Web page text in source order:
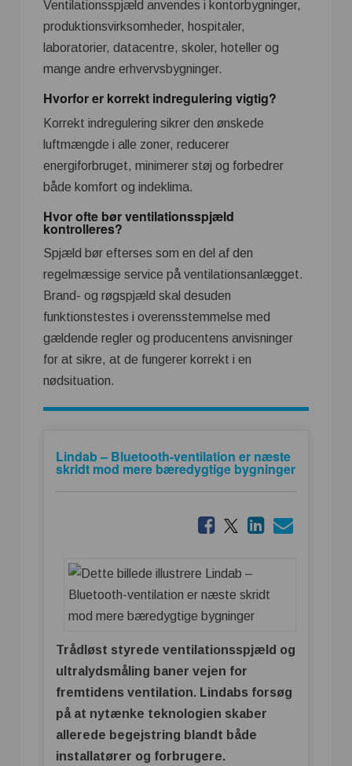
Ventilationsspjæld anvendes i kontorbygninger,
produktionsvirksomheder, hospitaler,
laboratorier, datacentre, skoler, hoteller og
mange andre erhvervsbygninger.
Hvorfor er korrekt indregulering vigtig?
Korrekt indregulering sikrer den ønskede
luftmængde i alle zoner, reducerer
energiforbruget, minimerer støj og forbedrer
både komfort og indeklima.
Hvor ofte bør ventilationsspjæld
kontrolleres?
Spjæld bør efterses som en del af den
regelmæssige service på ventilationsanlægget.
Brand- og røgspjæld skal desuden
funktionstestes i overensstemmelse med
gældende regler og producentens anvisninger
for at sikre, at de fungerer korrekt i en
nødsituation.
Lindab – Bluetooth-ventilation er næste
skridt mod mere bæredygtige bygninger
Trådløst styrede ventilationsspjæld og
ultralydsmåling baner vejen for
fremtidens ventilation. Lindabs forsøg
på at nytænke teknologien skaber
allerede begejstring blandt både
installatører og forbrugere.